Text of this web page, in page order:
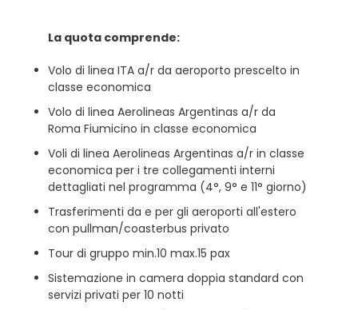
La quota comprende:
Volo di linea ITA a/r da aeroporto prescelto in
classe economica
Volo di linea Aerolineas Argentinas a/r da
Roma Fiumicino in classe economica
Voli di linea Aerolineas Argentinas a/r in classe
economica per i tre collegamenti interni
dettagliati nel programma (4°, 9° e 11° giorno)
Trasferimenti da e per gli aeroporti all'estero
con pullman/coasterbus privato
Tour di gruppo min.10 max.15 pax
Sistemazione in camera doppia standard con
servizi privati per 10 notti